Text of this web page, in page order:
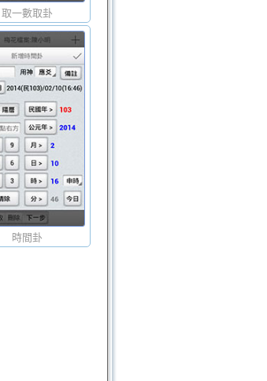
取一數取卦
時間卦